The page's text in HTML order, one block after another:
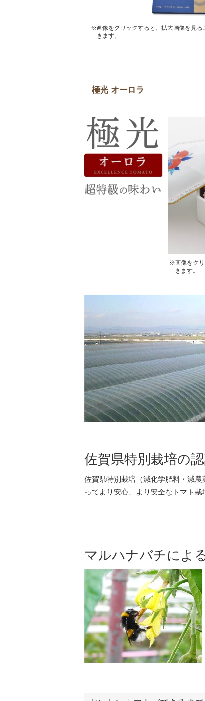
※画像をクリックすると、拡大画像を見る
きます。
極光 オーロラ
※画像をクリ
きます。
佐賀県特別栽培の
佐賀県特別栽培（減化学肥料・減
ってより安心、より安全なトマト栽
マルハナバチによ